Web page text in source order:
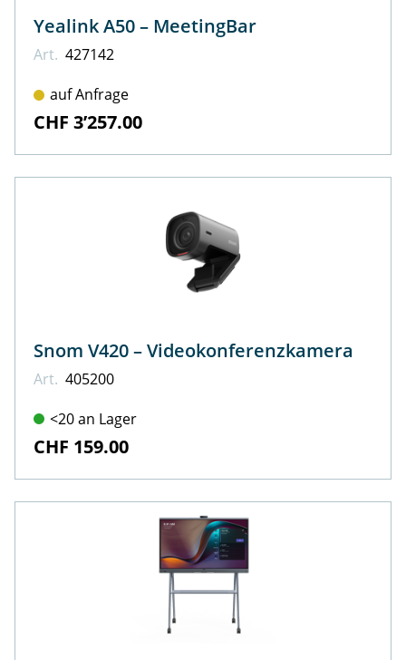
Yealink A50 – MeetingBar
Art. 427142
auf Anfrage
CHF 3’257.00
Snom V420 – Videokonferenzkamera
Art. 405200
<20 an Lager
CHF 159.00